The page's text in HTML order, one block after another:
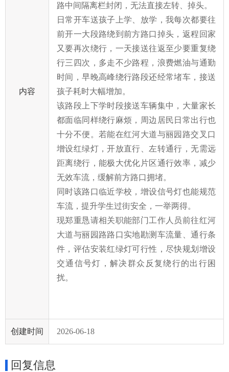
内容
路中间隔离栏封闭，无法直接左转、掉头。
日常开车送孩子上学、放学，我每次都要往
前开一大段路绕到前方路口掉头，返程回家
又要再次绕行，一天接送往返至少要重复绕
行三四次，多走不少路程，浪费燃油与通勤
时间，早晚高峰绕行路段还经常堵车，接送
孩子耗时大幅增加。
该路段上下学时段接送车辆集中，大量家长
都面临同样绕行麻烦，周边居民日常出行也
十分不便。若能在红河大道与丽园路交叉口
增设红绿灯，开放直行、左转通行，无需远
距离绕行，能极大优化片区通行效率，减少
无效车流，缓解前方路口拥堵。
同时该路口临近学校，增设信号灯也能规范
车流，提升学生过街安全，一举两得。
现郑重恳请相关职能部门工作人员前往红河
大道与丽园路路口实地勘测车流量、通行条
件，评估安装红绿灯可行性，尽快规划增设
交通信号灯，解决群众反复绕行的出行困
扰。
创建时间 2026-06-18
回复信息